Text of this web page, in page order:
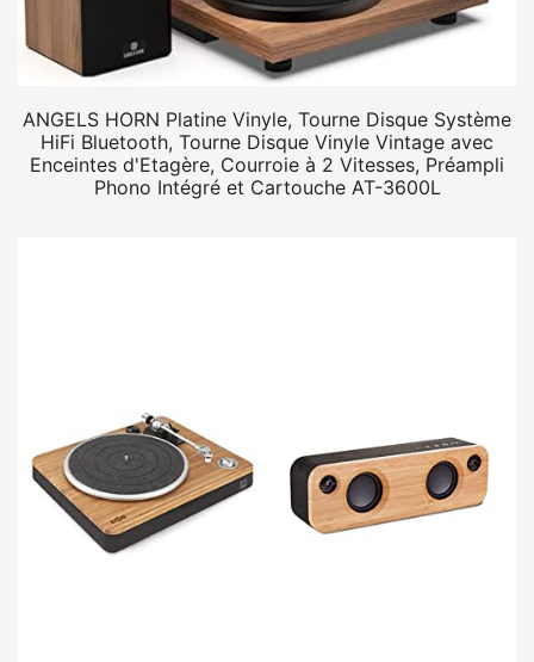
ANGELS HORN Platine Vinyle, Tourne Disque Système
HiFi Bluetooth, Tourne Disque Vinyle Vintage avec
Enceintes d'Etagère, Courroie à 2 Vitesses, Préampli
Phono Intégré et Cartouche AT-3600L